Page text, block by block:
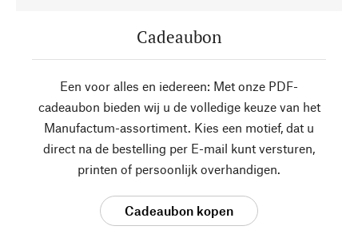
Cadeaubon
Een voor alles en iedereen: Met onze PDF-
cadeaubon bieden wij u de volledige keuze van het
Manufactum-assortiment. Kies een motief, dat u
direct na de bestelling per E-mail kunt versturen,
printen of persoonlijk overhandigen.
Cadeaubon kopen